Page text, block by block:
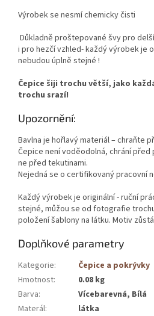
Výrobek se nesmí chemicky čisti
Důkladně proštepované švy pro
i pro hezčí vzhled- každý výrobek je
nebudou úplně stejné !
Čepice šiji trochu větší, jako
trochu srazí!
Upozornění:
Bavlna je hořlavý materiál – chraňte
Čepice není voděodolná, chrání
ne před tekutinami.
Nejedná se o certifikovaný pracovní
Každý výrobek je originální - ruční
stejné, můžou se od fotografie
položení šablony na látku. Motiv
Doplňkové parametry
Kategorie:
Čepice a pokrývky
Hmotnost:
0.08 kg
Barva:
Vícebarevná, Bílá
Materál:
látka